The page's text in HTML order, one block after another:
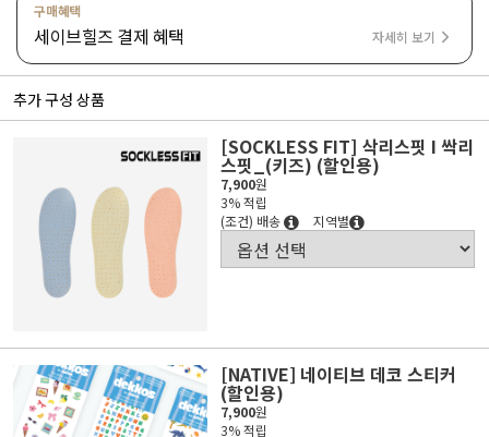
구매혜택
세이브힐즈 결제 혜택 자세히 보기
추가 구성 상품
[SOCKLESS FIT] 삭리스핏 I 싹리
스핏_(키즈) (할인용)
7,900원
3% 적립
(조건) 배송
지역별
[NATIVE] 네이티브 데코 스티커
(할인용)
7,900원
3% 적립